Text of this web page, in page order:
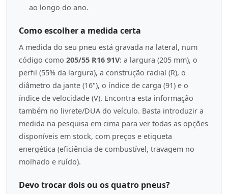
ao longo do ano.
Como escolher a medida certa
A medida do seu pneu está gravada na lateral, num
código como 205/55 R16 91V: a largura (205 mm), o
perfil (55% da largura), a construção radial (R), o
diâmetro da jante (16"), o índice de carga (91) e o
índice de velocidade (V). Encontra esta informação
também no livrete/DUA do veículo. Basta introduzir a
medida na pesquisa em cima para ver todas as opções
disponíveis em stock, com preços e etiqueta
energética (eficiência de combustível, travagem no
molhado e ruído).
Devo trocar dois ou os quatro pneus?